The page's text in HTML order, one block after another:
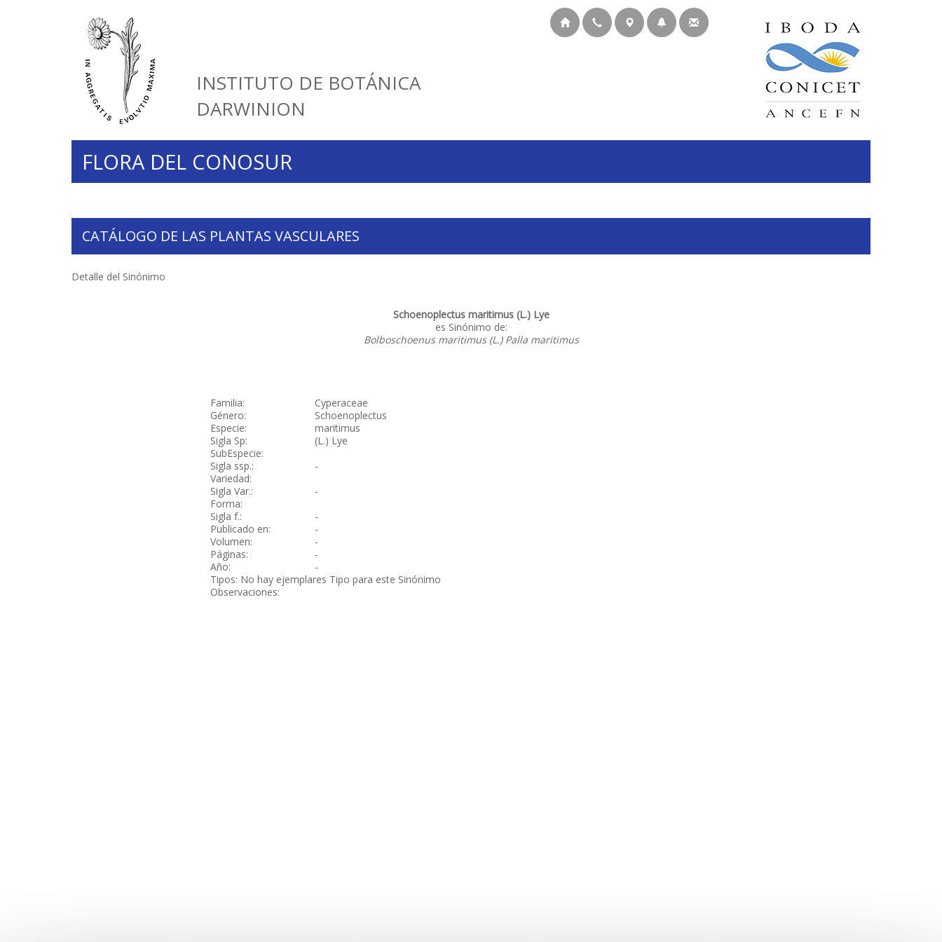
INSTITUTO DE BOTÁNICA
DARWINION
FLORA DEL CONOSUR
CATÁLOGO DE LAS PLANTAS VASCULARES
Detalle del Sinónimo
Schoenoplectus maritimus (L.) Lye
es Sinónimo de:
Bolboschoenus maritimus (L.) Palla maritimus
Familia:
Cyperaceae
Género:
Schoenoplectus
Especie:
maritimus
Sigla Sp:
(L.) Lye
SubEspecie:
Sigla ssp.:
-
Variedad:
Sigla Var.:
-
Forma:
Sigla f.:
-
Publicado en:
-
Volumen:
-
Páginas:
-
Año:
-
Tipos: No hay ejemplares Tipo para este Sinónimo
Observaciones: